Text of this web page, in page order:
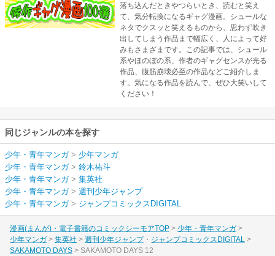
落ち込んだときやつらいとき、読むと笑え
て、気分転換になるギャグ漫画。シュールな
ネタでクスッと笑えるものから、思わず吹き
出してしまう作品まで幅広く、人によって好
みもさまざまです。この記事では、シュール
系やほのぼの系、作者のギャグセンスが光る
作品、腹筋崩壊必至の作品などご紹介しま
す。気になる作品を読んで、ぜひ大笑いして
ください！
同じジャンルの本を探す
少年・青年マンガ> 少年マンガ
少年・青年マンガ> 鈴木祐斗
少年・青年マンガ> 集英社
少年・青年マンガ> 週刊少年ジャンプ
少年・青年マンガ> ジャンプコミックスDIGITAL
漫画(まんが)・電子書籍のコミックシーモアTOP
少年・青年マンガ
少年マンガ
集英社 週刊少年ジャンプ
ジャンプコミックスDIGITAL
SAKAMOTO DAYS
SAKAMOTO DAYS 12